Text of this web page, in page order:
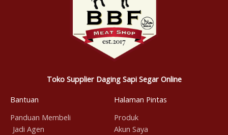
Toko Supplier Daging Sapi Segar Online
Bantuan
Panduan Membeli
Jadi Agen
Halaman Pintas
Produk
Akun Saya